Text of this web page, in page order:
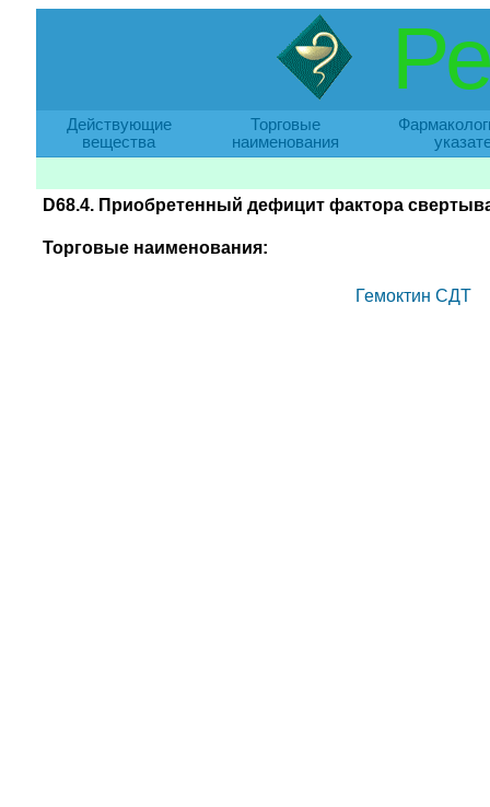
Действующие
вещества
Торговые
наименования
D68.4. Приобретенный дефицит фактора
Торговые наименования:
Гемоктин СДТ